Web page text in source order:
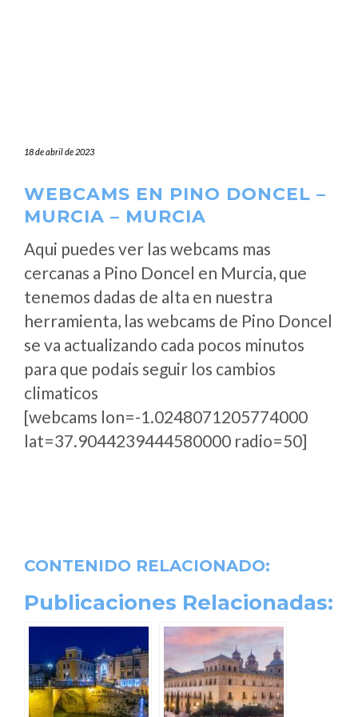
18 de abril de 2023
WEBCAMS EN PINO DONCEL –
MURCIA – MURCIA
Aqui puedes ver las webcams mas
cercanas a Pino Doncel en Murcia, que
tenemos dadas de alta en nuestra
herramienta, las webcams de Pino Doncel
se va actualizando cada pocos minutos
para que podais seguir los cambios
climaticos
[webcams lon=-1.0248071205774000
lat=37.9044239444580000 radio=50]
CONTENIDO RELACIONADO:
Publicaciones Relacionadas: